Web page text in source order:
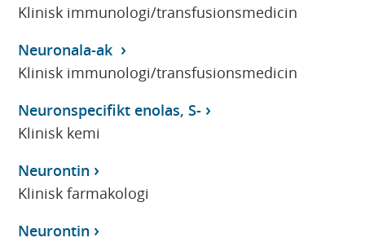
Klinisk immunologi/transfusionsmedicin
Neuronala-ak
Klinisk immunologi/transfusionsmedicin
Neuronspecifikt enolas, S-
Klinisk kemi
Neurontin
Klinisk farmakologi
Neurontin